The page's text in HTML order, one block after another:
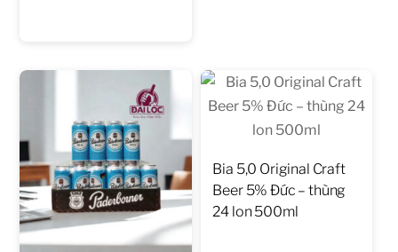
1.176.000₫.
Bia 5,0 Original Craft
Beer 5% Đức – thùng
24 lon 500ml